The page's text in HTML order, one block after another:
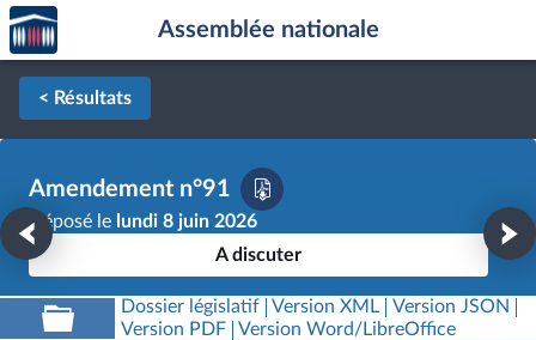
Aller au contenu
Aller en bas de la page
Accèder
à la
page
d'accueil
Assemblée nationale
< Résultats
Amendement n°91
Déposé le lundi 8 juin 2026
A discuter
Dossier législatif Version XML
Version JSON
Version PDF
Version Word/LibreOffice